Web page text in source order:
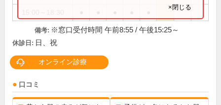
×閉じる
備考: ※窓口受付時間 午前8:55 / 午後15:25～
休診日: 日、祝
オンライン診療
口コミ